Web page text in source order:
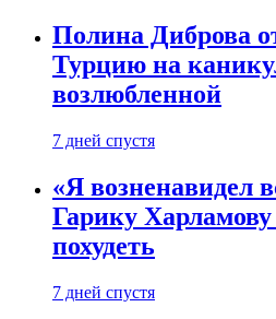
Полина Диброва
Турцию на
возлюбленной
7 дней спустя
«Я возненавидел
Гарику Харламову
похудеть
7 дней спустя